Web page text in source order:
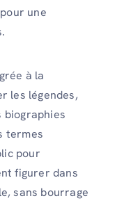
une
à la
les légendes,
biographies
termes
pour
figurer dans
sans bourrage